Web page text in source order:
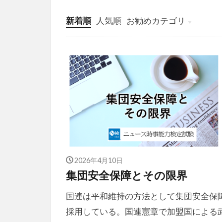
新着順 人気順 お勧めカテゴリ
投稿
学び
マンガ
電子書籍
2026年4月10日
集団安全保障とその限界
国連は平和維持の方法として集団安全保
採用している。国連憲章で加盟国による